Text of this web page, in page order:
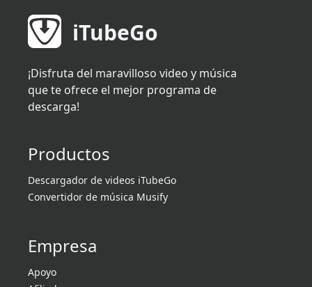
iTubeGo
¡Disfruta del maravilloso video y música
que te ofrece el mejor programa de
descarga!
Productos
Descargador de videos iTubeGo
Convertidor de música Musify
Empresa
Apoyo